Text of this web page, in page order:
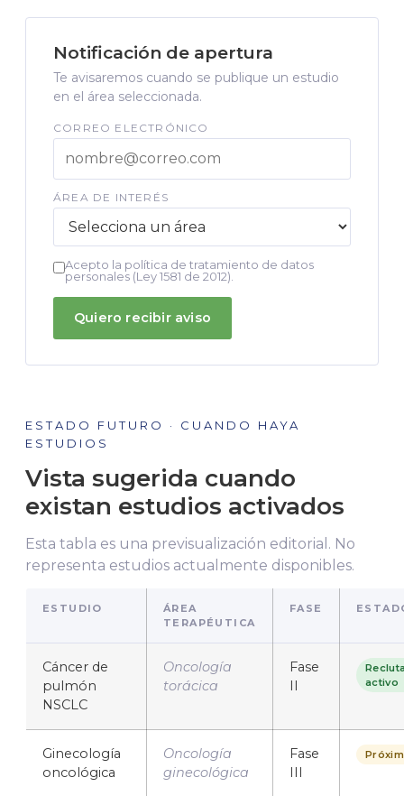
Notificación de apertura
Te avisaremos cuando se publique un estudio
en el área seleccionada.
CORREO ELECTRÓNICO
ÁREA DE INTERÉS
Acepto la política de tratamiento de datos
personales (Ley 1581 de 2012).
Quiero recibir aviso
ESTADO FUTURO · CUANDO HAYA
ESTUDIOS
Vista sugerida cuando
existan estudios activados
Esta tabla es una previsualización editorial. No
representa estudios actualmente disponibles.
ESTUDIO
ÁREA
TERAPÉUTICA
FASE
Cáncer de
pulmón
NSCLC
Oncología
torácica
Fase
II
activo
Ginecología
oncológica
Oncología
ginecológica
Fase
III